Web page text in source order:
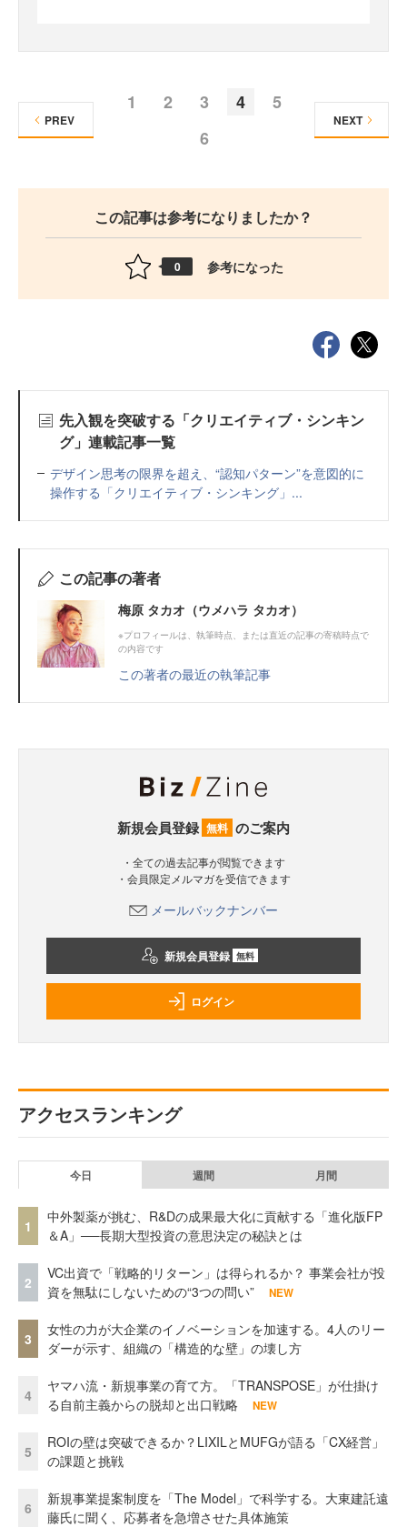
1 2 3 4
5
6
PREV NEXT
この記事は参考になりましたか？
0 参考になった
先入観を突破する「クリエイティブ・シンキン
グ」連載記事一覧
デザイン思考の限界を超え、“認知パターン”を意図的に
操作する「クリエイティブ・シンキング」...
この記事の著者
梅原 タカオ（ウメハラ タカオ）
※プロフィールは、執筆時点、または直近の記事の寄稿時点で
の内容です
この著者の最近の執筆記事
新規会員登録 無料 のご案内
・全ての過去記事が閲覧できます
・会員限定メルマガを受信できます
メールバックナンバー
新規会員登録 無料
ログイン
アクセスランキング
今日 週間 月間
1
中外製薬が挑む、R&Dの成果最大化に貢献する「進化版FP
＆A」──長期大型投資の意思決定の秘訣とは
2
VC出資で「戦略的リターン」は得られるか？ 事業会社が投
資を無駄にしないための“3つの問い”
NEW
3
女性の力が大企業のイノベーションを加速する。4人のリー
ダーが示す、組織の「構造的な壁」の壊し方
4
ヤマハ流・新規事業の育て方。「TRANSPOSE」が仕掛け
る自前主義からの脱却と出口戦略
NEW
5
ROIの壁は突破できるか？LIXILとMUFGが語る「CX経営」
の課題と挑戦
6
新規事業提案制度を「The Model」で科学する。大東建託遠
藤氏に聞く、応募者を急増させた具体施策